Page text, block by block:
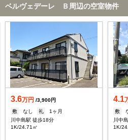
ベルヴェデーレ Ｂ周辺の空室物件
3.6万円 /3,900円
敷
なし 礼
1ヶ月
川中島駅 徒歩18分
1K/24.71㎡
4.1
敷
川中
1K/